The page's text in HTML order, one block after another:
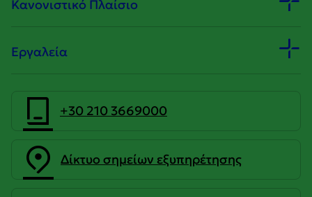
Κανονιστικό Πλαίσιο
Εργαλεία
+30 210 3669000
Δίκτυο σημείων εξυπηρέτησης